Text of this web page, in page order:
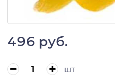
496 руб.
шт